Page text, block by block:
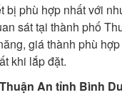
phù hợp nhất với
sát tại thành phố
giá thành phù
khi lắp đặt.
An tỉnh Bình